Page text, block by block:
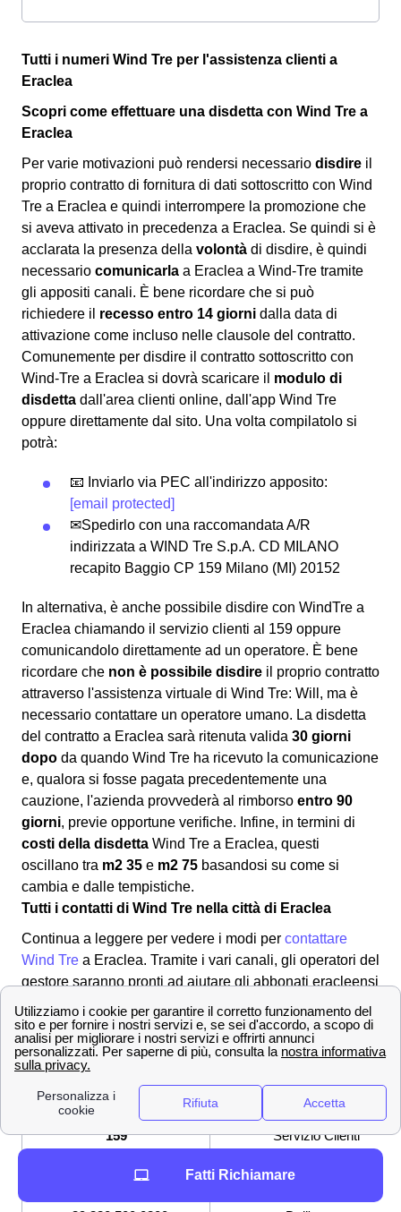
Tutti i numeri Wind Tre per l'assistenza clienti a
Eraclea
Scopri come effettuare una disdetta con Wind Tre a
Eraclea
Per varie motivazioni può rendersi necessario disdire il
proprio contratto di fornitura di dati sottoscritto con Wind
Tre a Eraclea e quindi interrompere la promozione che
si aveva attivato in precedenza a Eraclea. Se quindi si è
acclarata la presenza della volontà di disdire, è quindi
necessario comunicarla a Eraclea a Wind-Tre tramite
gli appositi canali. È bene ricordare che si può
richiedere il recesso entro 14 giorni dalla data di
attivazione come incluso nelle clausole del contratto.
Comunemente per disdire il contratto sottoscritto con
Wind-Tre a Eraclea si dovrà scaricare il modulo di
disdetta dall'area clienti online, dall'app Wind Tre
oppure direttamente dal sito. Una volta compilatolo si
potrà:
📧 Inviarlo via PEC all'indirizzo apposito:
[email protected]
✉Spedirlo con una raccomandata A/R
indirizzata a WIND Tre S.p.A. CD MILANO
recapito Baggio CP 159 Milano (MI) 20152
In alternativa, è anche possibile disdire con WindTre a
Eraclea chiamando il servizio clienti al 159 oppure
comunicandolo direttamente ad un operatore. È bene
ricordare che non è possibile disdire il proprio contratto
attraverso l'assistenza virtuale di Wind Tre: Will, ma è
necessario contattare un operatore umano. La disdetta
del contratto a Eraclea sarà ritenuta valida 30 giorni
dopo da quando Wind Tre ha ricevuto la comunicazione
e, qualora si fosse pagata precedentemente una
cauzione, l'azienda provvederà al rimborso entro 90
giorni, previe opportune verifiche. Infine, in termini di
costi della disdetta Wind Tre a Eraclea, questi
oscillano tra m2 35 e m2 75 basandosi su come si
cambia e dalle tempistiche.
Tutti i contatti di Wind Tre nella città di Eraclea
Continua a leggere per vedere i modi per contattare
Wind Tre a Eraclea. Tramite i vari canali, gli operatori del
gestore saranno pronti ad aiutare gli abbonati eracleensi
con le loro problematiche. Per metterti in contatto con il
provider:
800 900 134
Numero Verde
159 Servizio Clienti
[email protected] Indirizzo mail per PEC
Fatti Richiamare